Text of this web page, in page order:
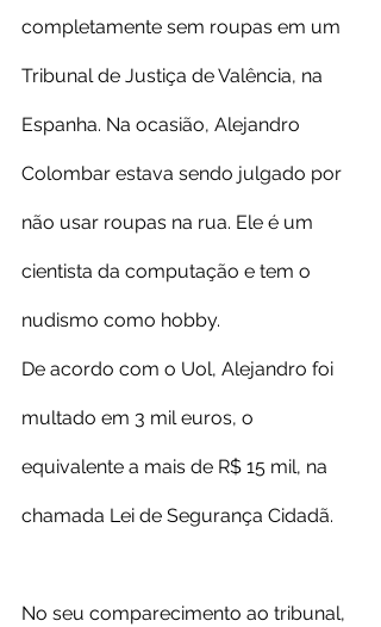
completamente sem roupas em um
Tribunal de Justiça de Valência, na
Espanha. Na ocasião, Alejandro
Colombar estava sendo julgado por
não usar roupas na rua. Ele é um
cientista da computação e tem o
nudismo como hobby.
De acordo com o Uol, Alejandro foi
multado em 3 mil euros, o
equivalente a mais de R$ 15 mil, na
chamada Lei de Segurança Cidadã.
No seu comparecimento ao tribunal,